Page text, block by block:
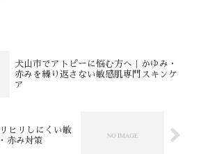
犬山市でアトピーに悩む方へ｜かゆみ・
赤みを繰り返さない敏感肌専門スキンケ
ア
ヒリしにくい敏
赤み対策